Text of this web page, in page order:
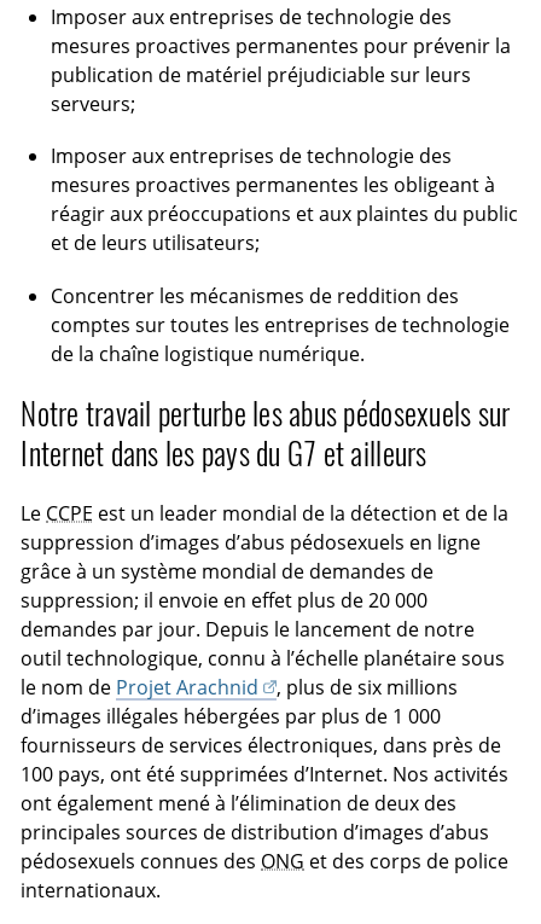
Imposer aux entreprises de technologie des
mesures proactives permanentes pour prévenir la
publication de matériel préjudiciable sur leurs
serveurs;
Imposer aux entreprises de technologie des
mesures proactives permanentes les obligeant à
réagir aux préoccupations et aux plaintes du public
et de leurs utilisateurs;
Concentrer les mécanismes de reddition des
comptes sur toutes les entreprises de technologie
de la chaîne logistique numérique.
Notre travail perturbe les abus pédosexuels sur
Internet dans les pays du G7 et ailleurs
LeCCPE est un leader mondial de la détection et de la
suppression d’images d’abus pédosexuels en ligne
grâce à un système mondial de demandes de
suppression; il envoie en effet plus de 20 000
demandes par jour. Depuis le lancement de notre
outil technologique, connu à l’échelle planétaire sous
le nom de Projet Arachnid
, plus de six millions
d’images illégales hébergées par plus de 1 000
fournisseurs de services électroniques, dans près de
100 pays, ont été supprimées d’Internet. Nos activités
ont également mené à l’élimination de deux des
principales sources de distribution d’images d’abus
pédosexuels connues desONG et des corps de police
internationaux.